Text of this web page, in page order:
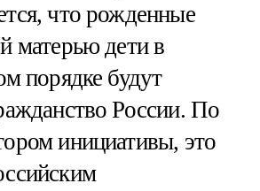
что рожденные
матерью дети в
порядке будут
России. По
инициативы, это